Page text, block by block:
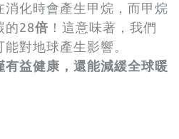
化時會產生甲烷，而甲烷
的28倍 ！這意味著，我們
對地球產生影響。
有益健康，還能減緩全球暖